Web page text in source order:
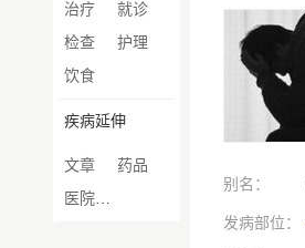
治疗
就诊
检查
护理
饮食
疾病延伸
文章
药品
医院医生
别名：
发病部位：